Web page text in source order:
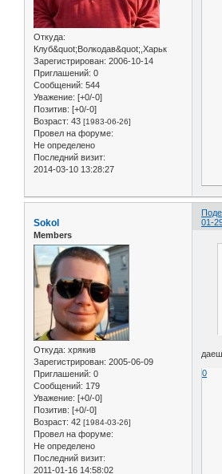
Откуда:
Клуб&quot;Волкодав&quot;,Харьк
Зарегистрирован: 2006-10-14
Приглашений: 0
Сообщений: 544
Уважение: [+0/-0]
Позитив: [+0/-0]
Возраст: 43 [1983-06-26]
Провел на форуме:
Не определено
Последний визит:
2014-03-10 13:28:27
01-
Sokol
Members
Откуда: хрякив
Зарегистрирован: 2005-06-09
Приглашений: 0
Сообщений: 179
Уважение: [+0/-0]
Позитив: [+0/-0]
Возраст: 42 [1984-03-26]
Провел на форуме:
Не определено
Последний визит:
2011-01-16 14:58:02
0